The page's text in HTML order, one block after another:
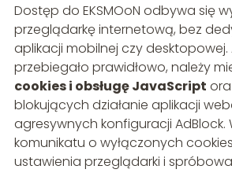
Dostęp do EKSMOoN odbywa się
przeglądarkę internetową, bez
aplikacji mobilnej czy
przebiegało prawidłowo, należy
cookies i obsługę JavaScript
blokujących działanie aplikacji
agresywnych konfiguracji AdBlock.
komunikatu o wyłączonych
ustawienia przeglądarki i